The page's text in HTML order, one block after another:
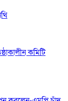
কমিটি